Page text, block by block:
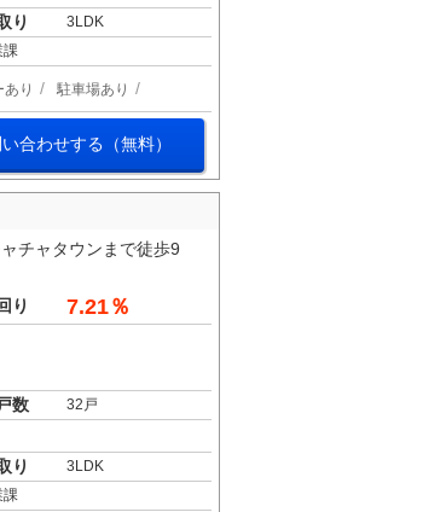
り 3LDK
課
り 駐車場あり
合わせする（無料）
チャタウンまで徒歩9
り 7.21％
数 32戸
り 3LDK
課